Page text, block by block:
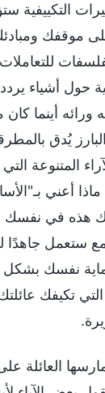
موقفك
أشياء
أينما
يُدق
المتنوعة
أعني
هذه في
ستعمل
نفسك بشكل
تكيفك
العائلة